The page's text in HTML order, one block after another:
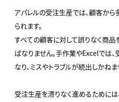
アパレルの受注生産では、顧客か
られます。
すべての顧客に対して誤りなく商
ばなりません。手作業やExcelでは
なり、ミスやトラブルが続出しかねま
受注生産を滞りなく進めるためには